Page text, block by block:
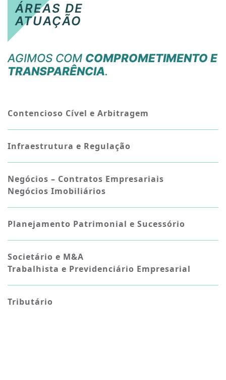
ÁREAS DE
ATUAÇÃO
AGIMOS COM COMPROMETIMENTO E
TRANSPARÊNCIA.
Contencioso Cível e Arbitragem
Infraestrutura e Regulação
Negócios – Contratos Empresariais
Negócios Imobiliários
Planejamento Patrimonial e Sucessório
Societário e M&A
Trabalhista e Previdenciário Empresarial
Tributário